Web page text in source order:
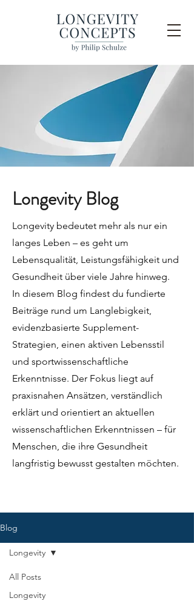
Longevity Blog
Longevity bedeutet mehr als nur ein
langes Leben – es geht um
Lebensqualität, Leistungsfähigkeit und
Gesundheit über viele Jahre hinweg.
In diesem Blog findest du fundierte
Beiträge rund um Langlebigkeit,
evidenzbasierte Supplement-
Strategien, einen aktiven Lebensstil
und sportwissenschaftliche
Erkenntnisse. Der Fokus liegt auf
praxisnahen Ansätzen, verständlich
erklärt und orientiert an aktuellen
wissenschaftlichen Erkenntnissen – für
Menschen, die ihre Gesundheit
langfristig bewusst gestalten möchten.
Blog
All Posts
Longevity
Longevity